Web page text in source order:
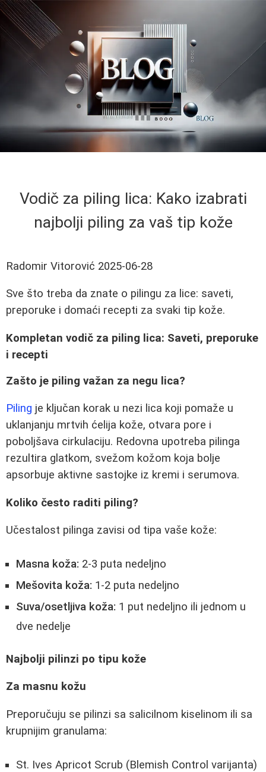
Vodič za piling lica: Kako izabrati
najbolji piling za vaš tip kože
Radomir Vitorović 2025-06-28
Sve što treba da znate o pilingu za lice: saveti,
preporuke i domaći recepti za svaki tip kože.
Kompletan vodič za piling lica: Saveti, preporuke
i recepti
Zašto je piling važan za negu lica?
Piling je ključan korak u nezi lica koji pomaže u
uklanjanju mrtvih ćelija kože, otvara pore i
poboljšava cirkulaciju. Redovna upotreba pilinga
rezultira glatkom, svežom kožom koja bolje
apsorbuje aktivne sastojke iz kremi i serumova.
Koliko često raditi piling?
Učestalost pilinga zavisi od tipa vaše kože:
Masna koža: 2-3 puta nedeljno
Mešovita koža: 1-2 puta nedeljno
Suva/osetljiva koža: 1 put nedeljno ili jednom u
dve nedelje
Najbolji pilinzi po tipu kože
Za masnu kožu
Preporučuju se pilinzi sa salicilnom kiselinom ili sa
krupnijim granulama:
St. Ives Apricot Scrub (Blemish Control varijanta)